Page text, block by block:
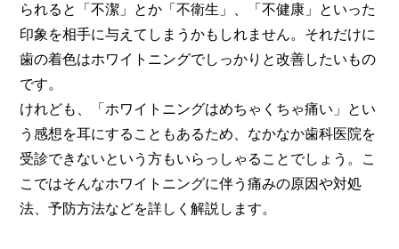
られると「不潔」とか「不衛生」、「不健康」といった
印象を相手に与えてしまうかもしれません。それだけに
歯の着色はホワイトニングでしっかりと改善したいもの
です。
けれども、「ホワイトニングはめちゃくちゃ痛い」とい
う感想を耳にすることもあるため、なかなか歯科医院を
受診できないという方もいらっしゃることでしょう。こ
こではそんなホワイトニングに伴う痛みの原因や対処
法、予防方法などを詳しく解説します。